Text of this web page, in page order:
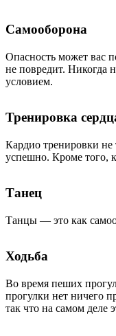
Самооборона
Опасность может вас
не повредит. Никогда
условием.
Тренировка
Кардио тренировки не
успешно. Кроме того,
Танец
Танцы — это как
Ходьба
Во время пеших
прогулки нет ничего
так что на самом деле